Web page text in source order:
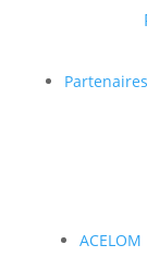
Partenaires
ACELOM